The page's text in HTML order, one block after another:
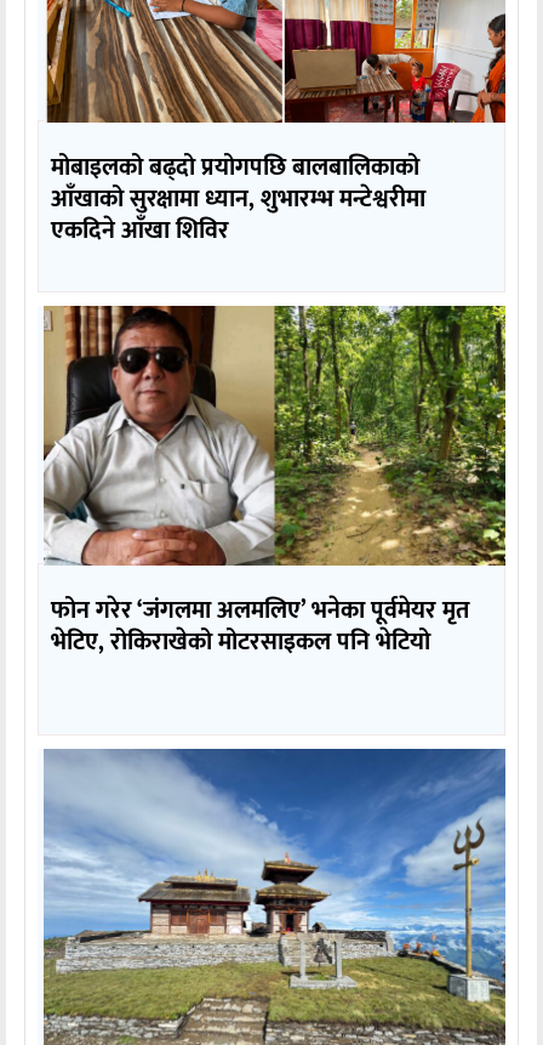
मोबाइलको बढ्दो प्रयोगपछि बालबालिकाको
आँखाको सुरक्षामा ध्यान, शुभारम्भ मन्टेश्वरीमा
एकदिने आँखा शिविर
फोन गरेर ‘जंगलमा अलमलिए’ भनेका पूर्वमेयर मृत
भेटिए, रोकिराखेको मोटरसाइकल पनि भेटियो